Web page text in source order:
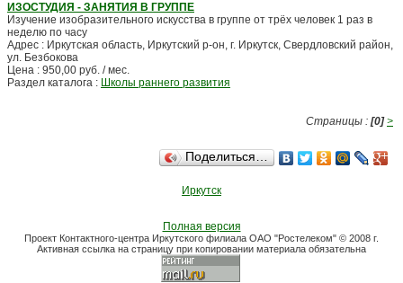
ИЗОСТУДИЯ - ЗАНЯТИЯ В ГРУППЕ
Изучение изобразительного искусства в группе от трёх человек 1 раз в
неделю по часу
Адрес : Иркутская область, Иркутский р-он, г. Иркутск, Свердловский район,
ул. Безбокова
Цена : 950,00 руб. / мес.
Раздел каталога : Школы раннего развития
Страницы : [0] >
Поделиться…
Иркутск
Полная версия
Проект Контактного-центра Иркутского филиала ОАО "Ростелеком" © 2008 г.
Активная ссылка на страницу при копировании материала обязательна